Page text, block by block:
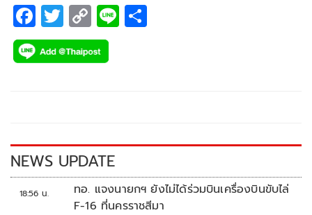
F
ac
e
k
T
wi
tt
C
o
p
k
Li
NEWS UPDATE
18:56 น.
ทอ. แจงนายกฯ ยังไม่ได้ร่วมบินเครื่องบินขับไล่
F-16 ที่นครราชสีมา